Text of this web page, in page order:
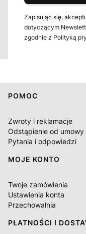
Zapisując się,
dotyczącym
zgodnie z Polityką
Linki w stopce
POMOC
Zwroty i reklamacje
Odstąpienie od umowy
Pytania i odpowiedzi
MOJE KONTO
Twoje zamówienia
Ustawienia konta
Przechowalnia
PŁATNOŚCI I